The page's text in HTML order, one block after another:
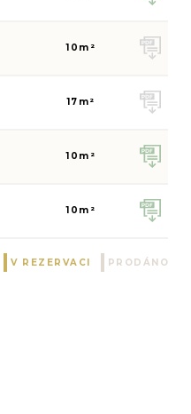
10 m²
17 m²
10 m²
10 m²
V REZERVACI PRODÁNO